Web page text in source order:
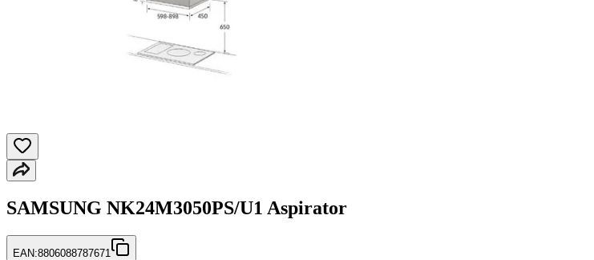
SAMSUNG NK24M3050PS/U1 Aspirator
EAN:8806088787671